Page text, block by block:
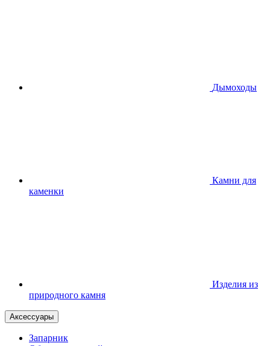
Дымоходы
Камни для
каменки
Изделия из
природного камня
Аксессуары
Запарник